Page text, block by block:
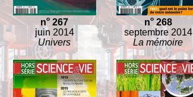
no267
juin 2014
Univers
no268
septembre 2014
La mémoire